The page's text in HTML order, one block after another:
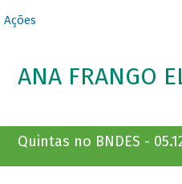
Ações
ANA FRANGO
Quintas no BNDES -